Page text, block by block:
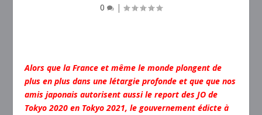
0
|
Alors que la France et même le monde plongent de
plus en plus dans une létargie profonde et que que nos
amis japonais autorisent aussi le report des JO de
Tokyo 2020 en Tokyo 2021, le gouvernement édicte à